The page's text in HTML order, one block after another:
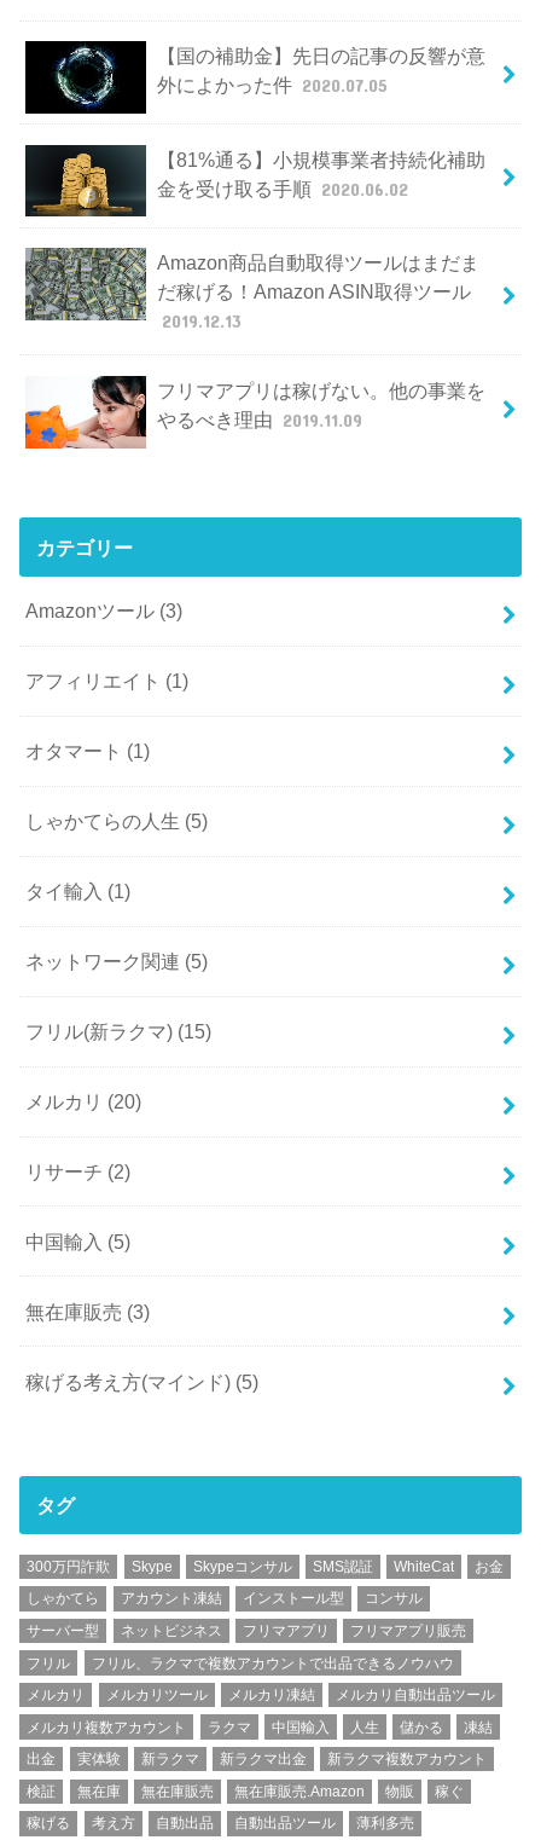
【国の補助金】先日の記事の反響が意
外によかった件 2020.07.05
【81%通る】小規模事業者持続化補助
金を受け取る手順 2020.06.02
Amazon商品自動取得ツールはまだま
だ稼げる！Amazon ASIN取得ツール
2019.12.13
フリマアプリは稼げない。他の事業を
やるべき理由 2019.11.09
カテゴリー
Amazonツール (3)
アフィリエイト (1)
オタマート (1)
しゃかてらの人生 (5)
タイ輸入 (1)
ネットワーク関連 (5)
フリル(新ラクマ) (15)
メルカリ (20)
リサーチ (2)
中国輸入 (5)
無在庫販売 (3)
稼げる考え方(マインド) (5)
タグ
300万円詐欺 Skype Skypeコンサル SMS認証 WhiteCat
お金
しゃかてら
アカウント凍結 インストール型
コンサル
サーバー型
ネットビジネス フリマアプリ
フリマアプリ販売
フリル
フリル、ラクマで複数アカウントで出品できるノウハウ
メルカリ
メルカリツール メルカリ凍結
メルカリ自動出品ツール
メルカリ複数アカウント
ラクマ 中国輸入 人生 儲かる
凍結
出金
実体験 新ラクマ 新ラクマ出金
新ラクマ複数アカウント
検証
無在庫 無在庫販売 無在庫販売.Amazon 物販
稼ぐ
稼げる
考え方 自動出品 自動出品ツール 薄利多売